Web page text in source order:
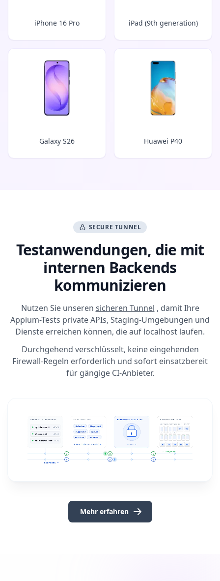
iPhone 16 Pro iPad (9th generation)
Galaxy S26 Huawei P40
SECURE TUNNEL
Testanwendungen, die mit
internen Backends
kommunizieren
Nutzen Sie unseren sicheren Tunnel , damit Ihre
Appium-Tests private APIs, Staging-Umgebungen und
Dienste erreichen können, die auf localhost laufen.
Durchgehend verschlüsselt, keine eingehenden
Firewall-Regeln erforderlich und sofort einsatzbereit
für gängige CI-Anbieter.
Mehr erfahren